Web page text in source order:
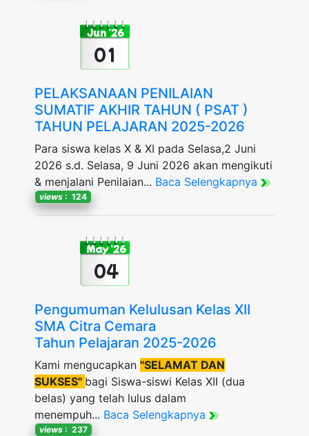
Jun '26
01
PELAKSANAAN PENILAIAN
SUMATIF AKHIR TAHUN ( PSAT )
TAHUN PELAJARAN 2025-2026
Para siswa kelas X & XI pada Selasa,2 Juni
2026 s.d. Selasa, 9 Juni 2026 akan mengikuti
& menjalani Penilaian... Baca Selengkapnya
views : 124
May '26
04
Pengumuman Kelulusan Kelas XII
SMA Citra Cemara
Tahun Pelajaran 2025-2026
Kami mengucapkan "SELAMAT DAN
SUKSES" bagi Siswa-siswi Kelas XII (dua
belas) yang telah lulus dalam
menempuh... Baca Selengkapnya
views : 237